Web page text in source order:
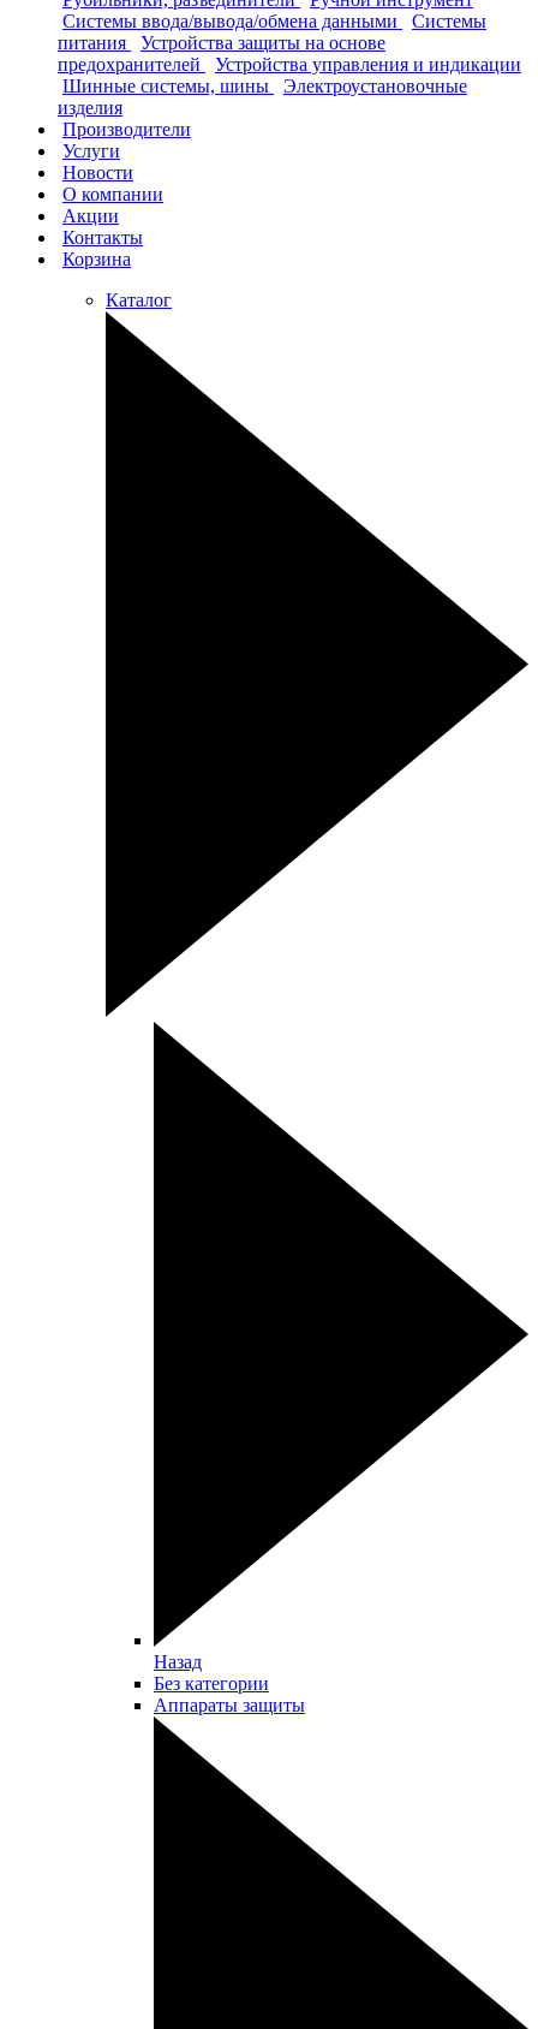
Системы ввода/вывода/обмена данными
Системы
питания
Устройства защиты на основе
предохранителей
Устройства управления и индикации
Шинные системы, шины
Электроустановочные
изделия
Производители
Услуги
Новости
О компании
Акции
Контакты
Корзина
Каталог
Назад
Без категории
Аппараты защиты